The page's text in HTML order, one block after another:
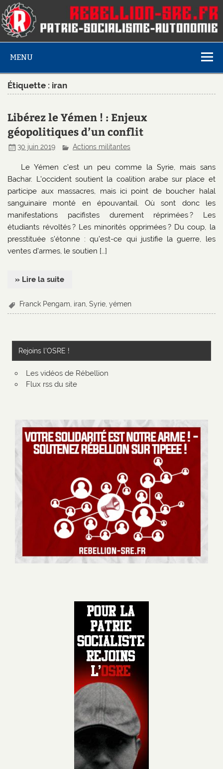
MENU
Étiquette : iran
Libérez le Yémen ! : Enjeux
géopolitiques d’un conflit
30 juin 2019 Actions militantes
Le Yémen c’est un peu comme la Syrie, mais sans
Bachar. L’occident soutient la coalition arabe sur place et
participe aux massacres, mais ici point de boucher halal
sanguinaire monté en épouvantail. Où sont donc les
manifestations pacifistes durement réprimées ? Les
étudiants révoltés ? Les minorités opprimées ? Du coup, la
presstituée s’étonne : qu’est-ce qui justifie la guerre, les
ventes d’armes, le soutien […]
» Lire la suite
Franck Pengam, iran,Syrie,yémen
Rejoins l’OSRE !
Les vidéos de Rébellion
Flux rss du site